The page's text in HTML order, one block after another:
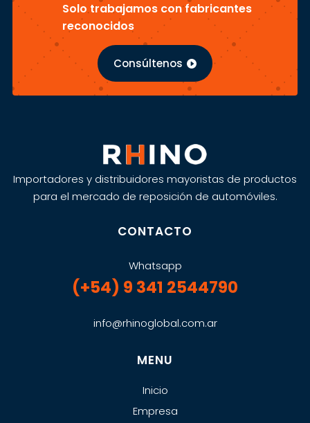
Solo trabajamos con fabricantes
reconocidos
Consúltenos
Importadores y distribuidores mayoristas de productos
para el mercado de reposición de automóviles.
CONTACTO
Whatsapp
(+54) 9 341 2544790
info@rhinoglobal.com.ar
MENU
Inicio
Empresa